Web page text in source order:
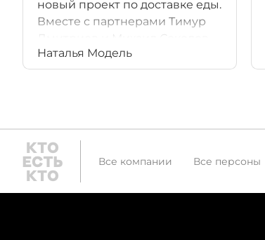
новый проект по доставке еды.
Вместе с партнерами Тимур
Дмитриев и Михаил Соколов
инвестировали около 70 млн
рублей в компанию Yami Yami.
растет.
Наталья Модель
Все компании Все персоны